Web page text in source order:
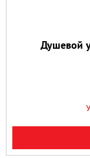
Душевой